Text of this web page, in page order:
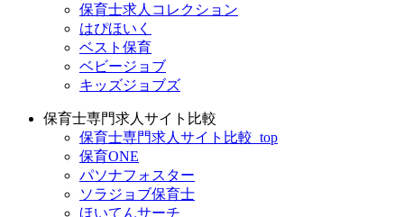
保育士求人コレクション
はぴほいく
ベスト保育
ベビージョブ
キッズジョブズ
保育士専門求人サイト比較
保育士専門求人サイト比較_top
保育ONE
パソナフォスター
ソラジョブ保育士
ほいてんサーチ